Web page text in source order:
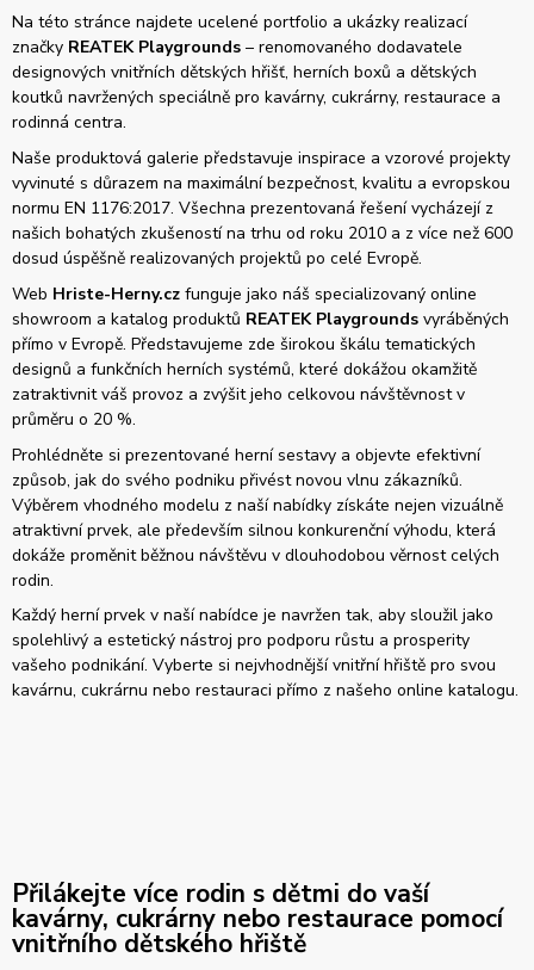
Na této stránce najdete ucelené portfolio a ukázky realizací
značky REATEK Playgrounds – renomovaného dodavatele
designových vnitřních dětských hřišť, herních boxů a dětských
koutků navržených speciálně pro kavárny, cukrárny, restaurace a
rodinná centra.
Naše produktová galerie představuje inspirace a vzorové projekty
vyvinuté s důrazem na maximální bezpečnost, kvalitu a evropskou
normu EN 1176:2017. Všechna prezentovaná řešení vycházejí z
našich bohatých zkušeností na trhu od roku 2010 a z více než 600
dosud úspěšně realizovaných projektů po celé Evropě.
Web Hriste-Herny.cz funguje jako náš specializovaný online
showroom a katalog produktů REATEK Playgrounds vyráběných
přímo v Evropě. Představujeme zde širokou škálu tematických
designů a funkčních herních systémů, které dokážou okamžitě
zatraktivnit váš provoz a zvýšit jeho celkovou návštěvnost v
průměru o 20 %.
Prohlédněte si prezentované herní sestavy a objevte efektivní
způsob, jak do svého podniku přivést novou vlnu zákazníků.
Výběrem vhodného modelu z naší nabídky získáte nejen vizuálně
atraktivní prvek, ale především silnou konkurenční výhodu, která
dokáže proměnit běžnou návštěvu v dlouhodobou věrnost celých
rodin.
Každý herní prvek v naší nabídce je navržen tak, aby sloužil jako
spolehlivý a estetický nástroj pro podporu růstu a prosperity
vašeho podnikání. Vyberte si nejvhodnější vnitřní hřiště pro svou
kavárnu, cukrárnu nebo restauraci přímo z našeho online katalogu.
Přilákejte více rodin s dětmi do vaší
kavárny, cukrárny nebo restaurace pomocí
vnitřního dětského hřiště